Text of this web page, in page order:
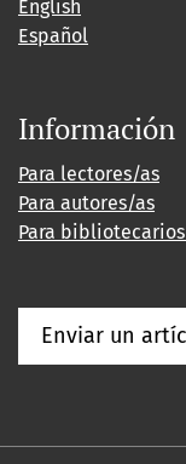
English
Español
Información
Para lectores/as
Para autores/as
Para
Enviar un